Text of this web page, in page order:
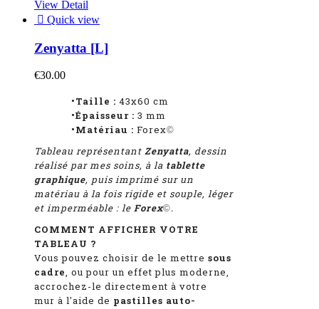
View Detail
 Quick view
Zenyatta [L]
€30.00
•Taille : 43x60 cm
•Épaisseur : 3 mm
•Matériau : Forex©
Tableau représentant Zenyatta, dessin
réalisé par mes soins, à la tablette
graphique, puis imprimé sur un
matériau à la fois rigide et souple, léger
et imperméable : le Forex©.
COMMENT AFFICHER VOTRE
TABLEAU ?
Vous pouvez choisir de le mettre sous
cadre, ou pour un effet plus moderne,
accrochez-le directement à votre
mur à l'aide de pastilles auto-